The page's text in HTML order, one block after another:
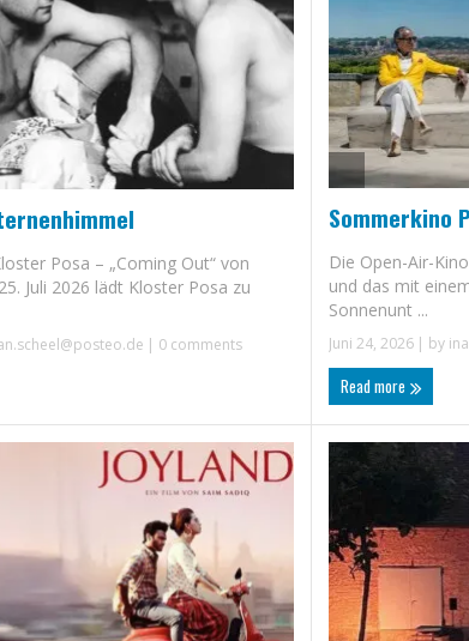
Posa – „Coming Out“ von
Juli 2026 lädt Kloster Posa zu
| 0 comments
Sommerkino
Die Open-Air-
und das mit
Sonnenunt ...
Juni 24, 2026 | by
Read more